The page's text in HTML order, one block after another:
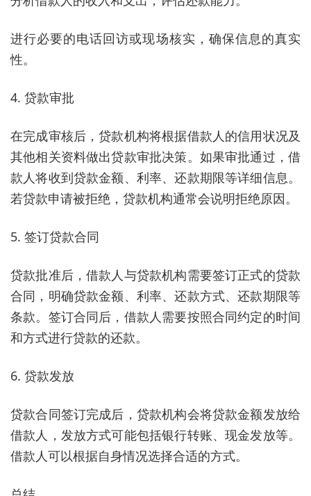
进行必要的电话回访或现场核实，确保信息的真实
性。
4. 贷款审批
在完成审核后，贷款机构将根据借款人的信用状况及
其他相关资料做出贷款审批决策。如果审批通过，借
款人将收到贷款金额、利率、还款期限等详细信息。
若贷款申请被拒绝，贷款机构通常会说明拒绝原因。
5. 签订贷款合同
贷款批准后，借款人与贷款机构需要签订正式的贷款
合同，明确贷款金额、利率、还款方式、还款期限等
条款。签订合同后，借款人需要按照合同约定的时间
和方式进行贷款的还款。
6. 贷款发放
贷款合同签订完成后，贷款机构会将贷款金额发放给
借款人，发放方式可能包括银行转账、现金发放等。
借款人可以根据自身情况选择合适的方式。